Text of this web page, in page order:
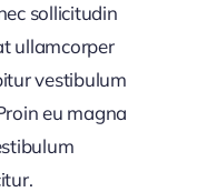
sollicitudin
ullamcorper
vestibulum
eu magna